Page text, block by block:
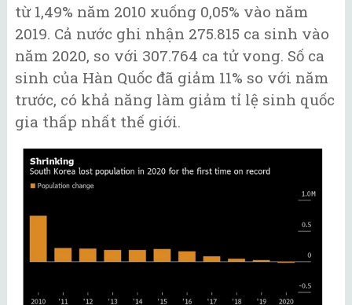
từ 1,49% năm 2010 xuống 0,05% vào năm
2019. Cả nước ghi nhận 275.815 ca sinh vào
năm 2020, so với 307.764 ca tử vong. Số ca
sinh của Hàn Quốc đã giảm 11% so với năm
trước, có khả năng làm giảm tỉ lệ sinh quốc
gia thấp nhất thế giới.